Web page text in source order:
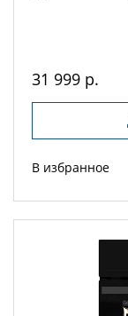
31 999 р.
В избранное